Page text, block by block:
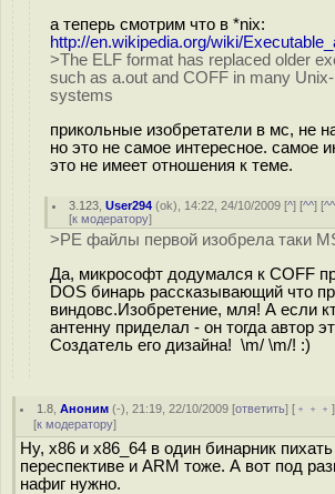
а теперь смотрим что в *nix:
http://en.wikipedia.org/wiki/
>The ELF format has replaced older
such as a.out and COFF in many
systems
прикольные изобретатели в мс, не
но это не самое интересное. самое
это не имеет отношения к теме.
3.123 ,User294 (ok), 14:22, 24/10/2009 [^] [^^] [
[к модератору]
>PE файлы первой изобрела таки
Да, микрософт додумался к COFF
DOS бинарь рассказывающий что
виндовс.Изобретение, мля! А если
антенну приделал - он тогда автор
Создатель его дизайна! \m/ \m/! :)
1.8 ,Аноним (-), 21:19, 22/10/2009 [ответить] [ ﹢﹢﹢
[к модератору]
Ну, x86 и x86_64 в один бинарник
переспективе и ARM тоже. А вот под
нафиг нужно.